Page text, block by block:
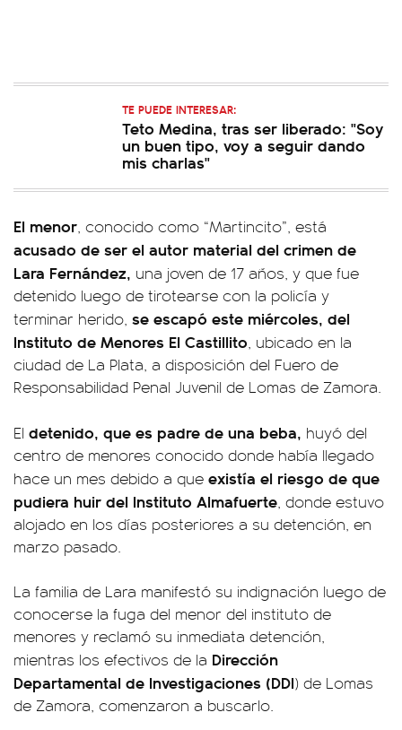
TE PUEDE INTERESAR:
Teto Medina, tras ser liberado: "Soy
un buen tipo, voy a seguir dando
mis charlas"
El menor, conocido como “Martincito”, está
acusado de ser el autor material del crimen de
Lara Fernández, una joven de 17 años, y que fue
detenido luego de tirotearse con la policía y
terminar herido, se escapó este miércoles, del
Instituto de Menores El Castillito, ubicado en la
ciudad de La Plata, a disposición del Fuero de
Responsabilidad Penal Juvenil de Lomas de Zamora.
El detenido, que es padre de una beba, huyó del
centro de menores conocido donde había llegado
hace un mes debido a que existía el riesgo de que
pudiera huir del Instituto Almafuerte, donde estuvo
alojado en los días posteriores a su detención, en
marzo pasado.
La familia de Lara manifestó su indignación luego de
conocerse la fuga del menor del instituto de
menores y reclamó su inmediata detención,
mientras los efectivos de la Dirección
Departamental de Investigaciones (DDI) de Lomas
de Zamora, comenzaron a buscarlo.